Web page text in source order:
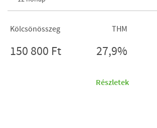
Kölcsönösszeg
150 800 Ft
THM
27,9%
Részletek